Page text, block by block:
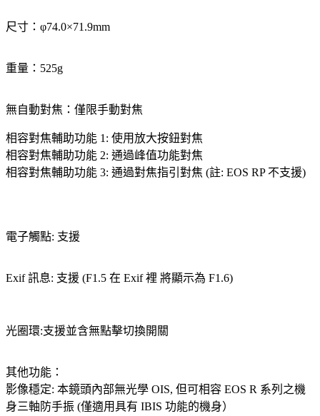
尺寸：φ74.0×71.9mm
重量：525g
無自動對焦：僅限手動對焦
相容對焦輔助功能 1: 使用放大按鈕對焦
相容對焦輔助功能 2: 通過峰值功能對焦
相容對焦輔助功能 3: 通過對焦指引對焦 (註: EOS RP 不支援)
電子觸點: 支援
Exif 訊息: 支援 (F1.5 在 Exif 裡 將顯示為 F1.6)
光圈環:支援並含無點擊切換開關
其他功能：
影像穩定: 本鏡頭內部無光學 OIS, 但可相容 EOS R 系列之機
身三軸防手振 (僅適用具有 IBIS 功能的機身）